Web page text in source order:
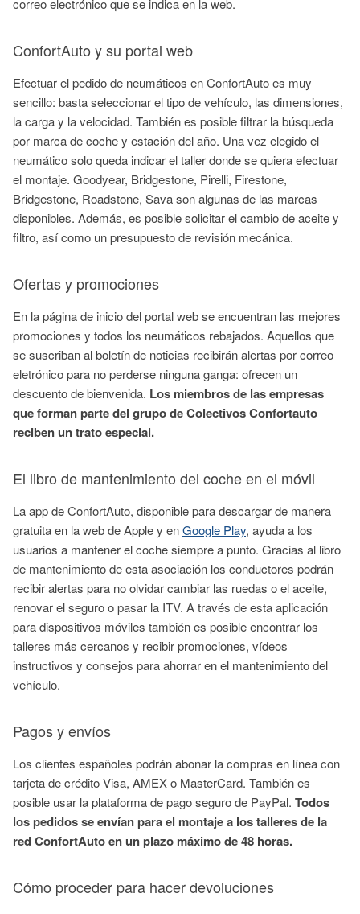
correo electrónico que se indica en la web.
ConfortAuto y su portal web
Efectuar el pedido de neumáticos en ConfortAuto es muy
sencillo: basta seleccionar el tipo de vehículo, las dimensiones,
la carga y la velocidad. También es posible filtrar la búsqueda
por marca de coche y estación del año. Una vez elegido el
neumático solo queda indicar el taller donde se quiera efectuar
el montaje. Goodyear, Bridgestone, Pirelli, Firestone,
Bridgestone, Roadstone, Sava son algunas de las marcas
disponibles. Además, es posible solicitar el cambio de aceite y
filtro, así como un presupuesto de revisión mecánica.
Ofertas y promociones
En la página de inicio del portal web se encuentran las mejores
promociones y todos los neumáticos rebajados. Aquellos que
se suscriban al boletín de noticias recibirán alertas por correo
eletrónico para no perderse ninguna ganga: ofrecen un
descuento de bienvenida. Los miembros de las empresas
que forman parte del grupo de Colectivos Confortauto
reciben un trato especial.
El libro de mantenimiento del coche en el móvil
La app de ConfortAuto, disponible para descargar de manera
gratuita en la web de Apple y enGoogle Play, ayuda a los
usuarios a mantener el coche siempre a punto. Gracias al libro
de mantenimiento de esta asociación los conductores podrán
recibir alertas para no olvidar cambiar las ruedas o el aceite,
renovar el seguro o pasar la ITV. A través de esta aplicación
para dispositivos móviles también es posible encontrar los
talleres más cercanos y recibir promociones, vídeos
instructivos y consejos para ahorrar en el mantenimiento del
vehículo.
Pagos y envíos
Los clientes españoles podrán abonar la compras en línea con
tarjeta de crédito Visa, AMEX o MasterCard. También es
posible usar la plataforma de pago seguro de PayPal. Todos
los pedidos se envían para el montaje a los talleres de la
red ConfortAuto en un plazo máximo de 48 horas.
Cómo proceder para hacer devoluciones